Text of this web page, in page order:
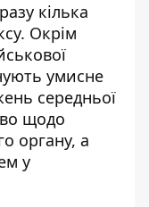
кілька
Окрім
умисне
середньої
щодо
органу, а
у